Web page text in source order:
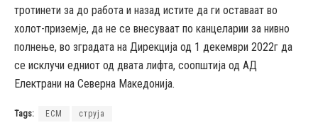
тротинети за до работа и назад истите да ги оставаат во
холот-приземје, да не се внесуваат по канцеларии за нивно
полнење, во зградата на Дирекција од 1 декември 2022г да
се исклучи едниот од двата лифта, соопштија од АД
Електрани на Северна Македонија.
Tags: ЕСМ струја